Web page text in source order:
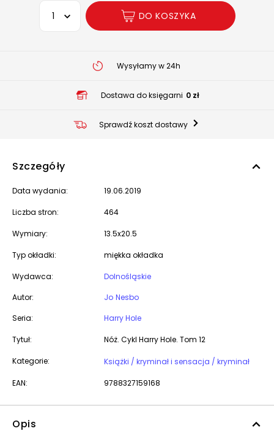
Wybierz opcję
DO KOSZYKA
Wysyłamy w 24h
Dostawa do księgarni 0 zł
Sprawdź koszt dostawy
Szczegóły
Data wydania: 19.06.2019
Liczba stron: 464
Wymiary: 13.5x20.5
Typ okładki: miękka okładka
Wydawca:
Dolnośląskie
Autor:
Jo Nesbo
Seria:
Harry Hole
Tytuł: Nóż. Cykl Harry Hole. Tom 12
Kategorie: Książki / kryminał i sensacja / kryminał
EAN: 9788327159168
Opis